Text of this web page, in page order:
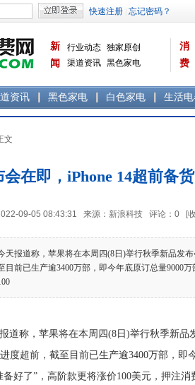
新
闻
行业动态 独家原创
渠道资讯 黑色家电
消
费
资讯 黑色家电 白色家电 生活
文
在即，iPhone 14超前备
09-05 08:43:31 来源：新浪科技 评论： 0 [
报道称，苹果将在本周四(8日)举行秋季新品发布
目前已生产逾3400万部，即今年底原订总量9000
称，苹果将在本周四(8日)举行秋季新品
度超前，截至目前已生产逾3400万部，即
备好了”，高阶款更将涨价100美元，押注